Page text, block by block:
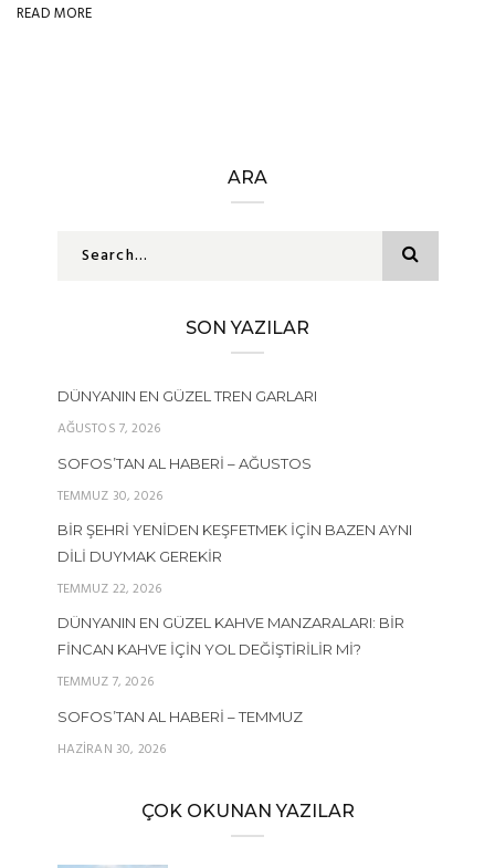
READ MORE
ARA
SON YAZILAR
DÜNYANIN EN GÜZEL TREN GARLARI
AĞUSTOS 7, 2026
SOFOS’TAN AL HABERI – AĞUSTOS
TEMMUZ 30, 2026
BIR ŞEHRI YENIDEN KEŞFETMEK İÇIN BAZEN AYNI
DILI DUYMAK GEREKIR
TEMMUZ 22, 2026
DÜNYANIN EN GÜZEL KAHVE MANZARALARI: BIR
FINCAN KAHVE İÇIN YOL DEĞIŞTIRILIR MI?
TEMMUZ 7, 2026
SOFOS’TAN AL HABERI – TEMMUZ
HAZIRAN 30, 2026
ÇOK OKUNAN YAZILAR